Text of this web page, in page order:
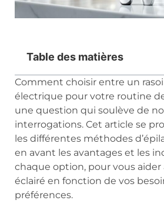
Table des matières
Comment choisir entre un
électrique pour votre routine
une question qui soulève de
interrogations. Cet article se
les différentes méthodes
en avant les avantages et les
chaque option, pour vous aider
éclairé en fonction de vos
préférences.